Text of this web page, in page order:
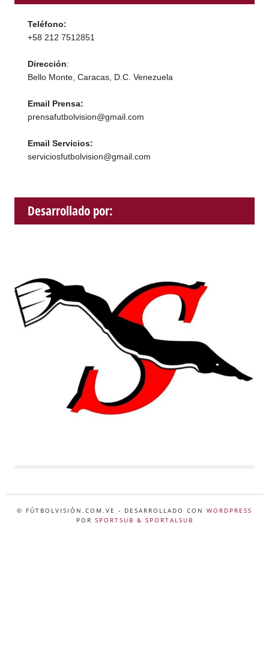
Teléfono:
+58 212 7512851
Dirección:
Bello Monte, Caracas, D.C. Venezuela
Email Prensa:
prensafutbolvision@gmail.com
Email Servicios:
serviciosfutbolvision@gmail.com
Desarrollado por:
© FÚTBOLVISIÓN.COM.VE - DESARROLLADO CON WORDPRESS
POR SPORTSUB & SPORTALSUB